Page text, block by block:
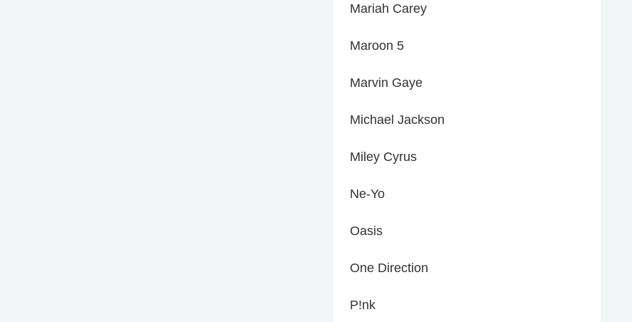
Mariah Carey
Maroon 5
Marvin Gaye
Michael Jackson
Miley Cyrus
Ne-Yo
Oasis
One Direction
P!nk